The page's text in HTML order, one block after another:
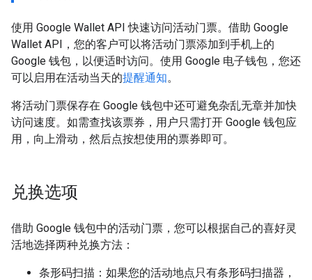
使用 Google Wallet API 快速访问活动门票。借助 Google
Wallet API，您的客户可以将活动门票添加到手机上的
Google 钱包，以便适时访问。使用 Google 电子钱包，您还
可以启用在活动当天的提醒通知。
将活动门票保存在 Google 钱包中还可避免杂乱无章并加快
访问速度。如需查找该票券，用户只需打开 Google 钱包应
用，向上滑动，然后点按想使用的票券即可。
兑换选项
借助 Google 钱包中的活动门票，您可以根据自己的喜好灵
活地选择两种兑换方法：
条形码扫描：如果您的活动地点只有条形码扫描器，